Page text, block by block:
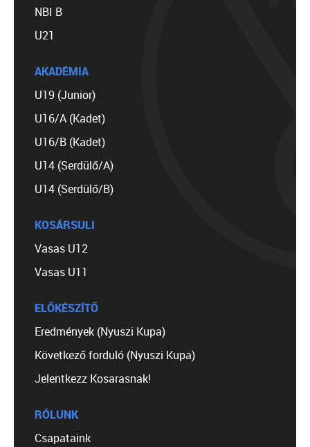
NBI B
U21
AKADÉMIA
U19 (Junior)
U16/A (Kadet)
U16/B (Kadet)
U14 (Serdülő/A)
U14 (Serdülő/B)
KOSÁRSULI
Vasas U12
Vasas U11
ELŐKÉSZÍTŐ
Eredmények (Nyuszi Kupa)
Következő forduló (Nyuszi Kupa)
Jelentkezz Kosarasnak!
RÓLUNK
Csapataink